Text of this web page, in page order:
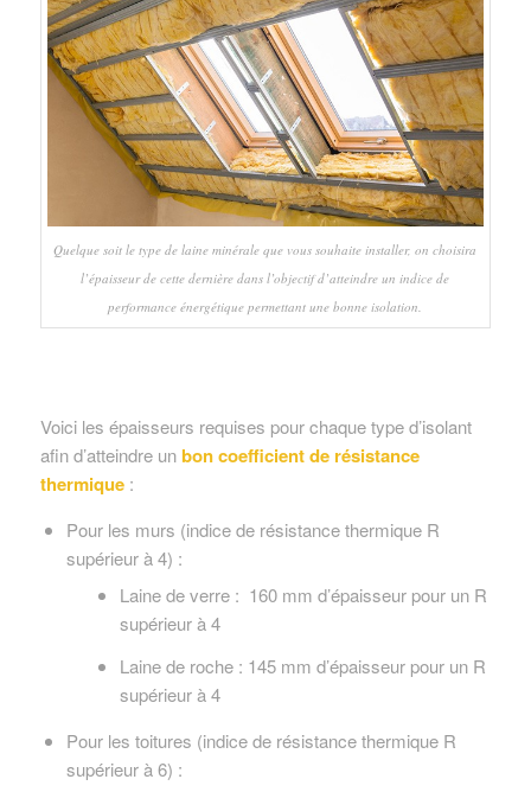
Quelque soit le type de laine minérale que vous souhaite installer, on choisira
l’épaisseur de cette dernière dans l’objectif d’atteindre un indice de
performance énergétique permettant une bonne isolation.
Voici les épaisseurs requises pour chaque type d’isolant
afin d’atteindre unbon coefficient de résistance
thermique:
Pour les murs (indice de résistance thermique R
supérieur à 4) :
Laine de verre : 160 mm d’épaisseur pour un R
supérieur à 4
Laine de roche : 145 mm d’épaisseur pour un R
supérieur à 4
Pour les toitures (indice de résistance thermique R
supérieur à 6) :